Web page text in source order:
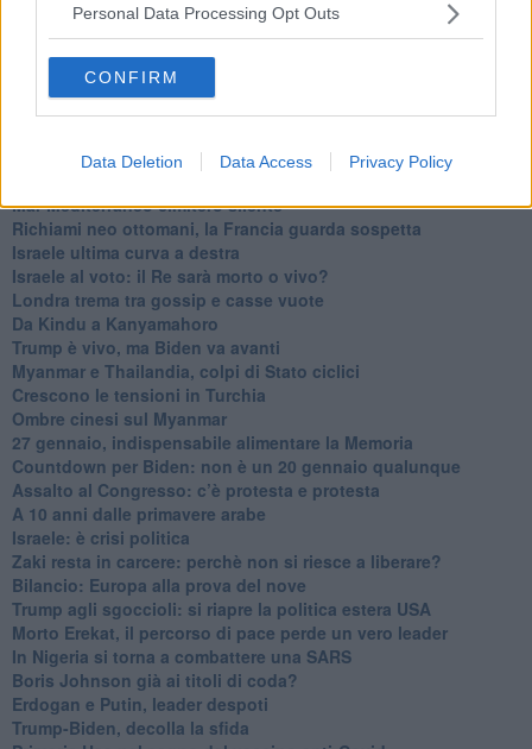
Personal Data Processing Opt Outs
CONFIRM
Data Deletion Data Access Privacy Policy
Usa di nuovo al centro della geopolitica internazionale
L’appuntamento di Israele con il cambiamento
La farsa delle elezioni in Siria
In Medioriente non ci sono favole, solo realtà
La forza di Boris Johnson
Mar Mediterraneo cimitero silente
Richiami neo ottomani, la Francia guarda sospetta
Israele ultima curva a destra
Israele al voto: il Re sarà morto o vivo?
Londra trema tra gossip e casse vuote
Da Kindu a Kanyamahoro
Trump è vivo, ma Biden va avanti
Myanmar e Thailandia, colpi di Stato ciclici
Crescono le tensioni in Turchia
Ombre cinesi sul Myanmar
27 gennaio, indispensabile alimentare la Memoria
Countdown per Biden: non è un 20 gennaio qualunque
Assalto al Congresso: c’è protesta e protesta
A 10 anni dalle primavere arabe
Israele: è crisi politica
Zaki resta in carcere: perchè non si riesce a liberare?
Bilancio: Europa alla prova del nove
Trump agli sgoccioli: si riapre la politica estera USA
Morto Erekat, il percorso di pace perde un vero leader
In Nigeria si torna a combattere una SARS
Boris Johnson già ai titoli di coda?
Erdogan e Putin, leader despoti
Trump-Biden, decolla la sfida